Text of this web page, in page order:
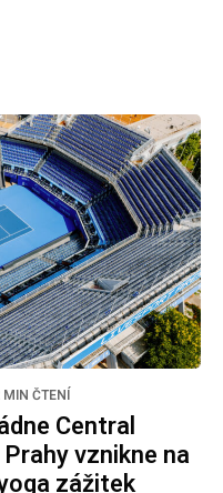
MIN ČTENÍ
Central
vznikne na
zážitek